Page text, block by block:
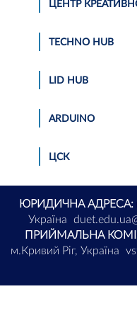
ЦЕНТР
TECHNO HUB
LID HUB
АRDUINO
ЦСК
ЮРИДИЧНА АДРЕСА:
Україна
ПРИЙМАЛЬНА
м.Кривий Ріг, Україна